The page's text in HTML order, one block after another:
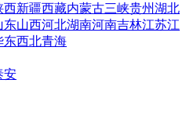
西新疆西藏内蒙古三峡贵州湖北
东山西河北湖南河南吉林江苏江
东西北青海
安